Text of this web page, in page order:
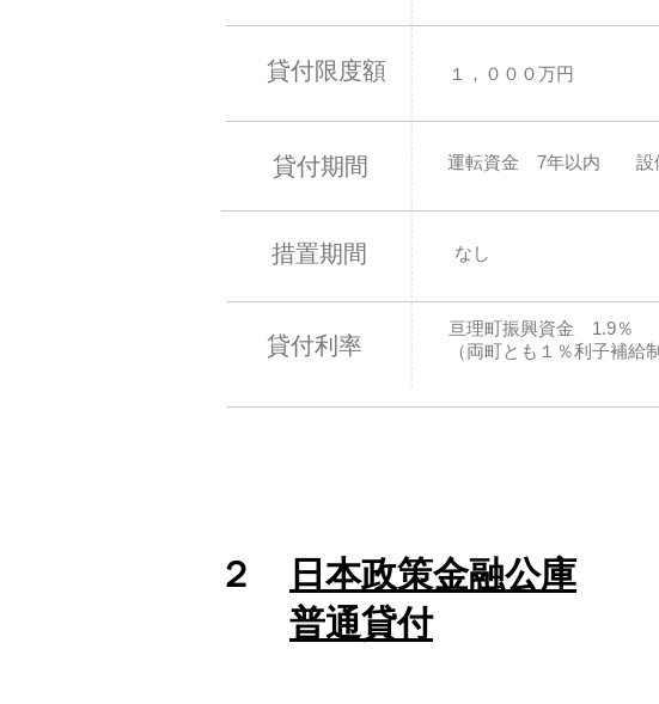
貸付限度額 ​１，０００万円
貸付期間 運転資金 7年以内 設
措置期間 ​なし
貸付利率
亘理町振興資金 1.9％
（両町とも１％利子補給
​２
日本政策金融公庫
普通貸付